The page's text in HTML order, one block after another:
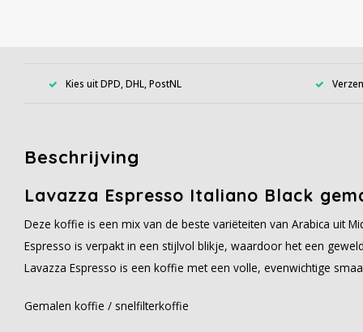
Kies uit DPD, DHL, PostNL
Beschrijving
Lavazza Espresso Italiano Black
Deze koffie is een mix van de beste variëteiten van Arabica uit
Espresso is verpakt in een stijlvol blikje, waardoor het een
Lavazza Espresso is een koffie met een volle, evenwichtige
Gemalen koffie / snelfilterkoffie